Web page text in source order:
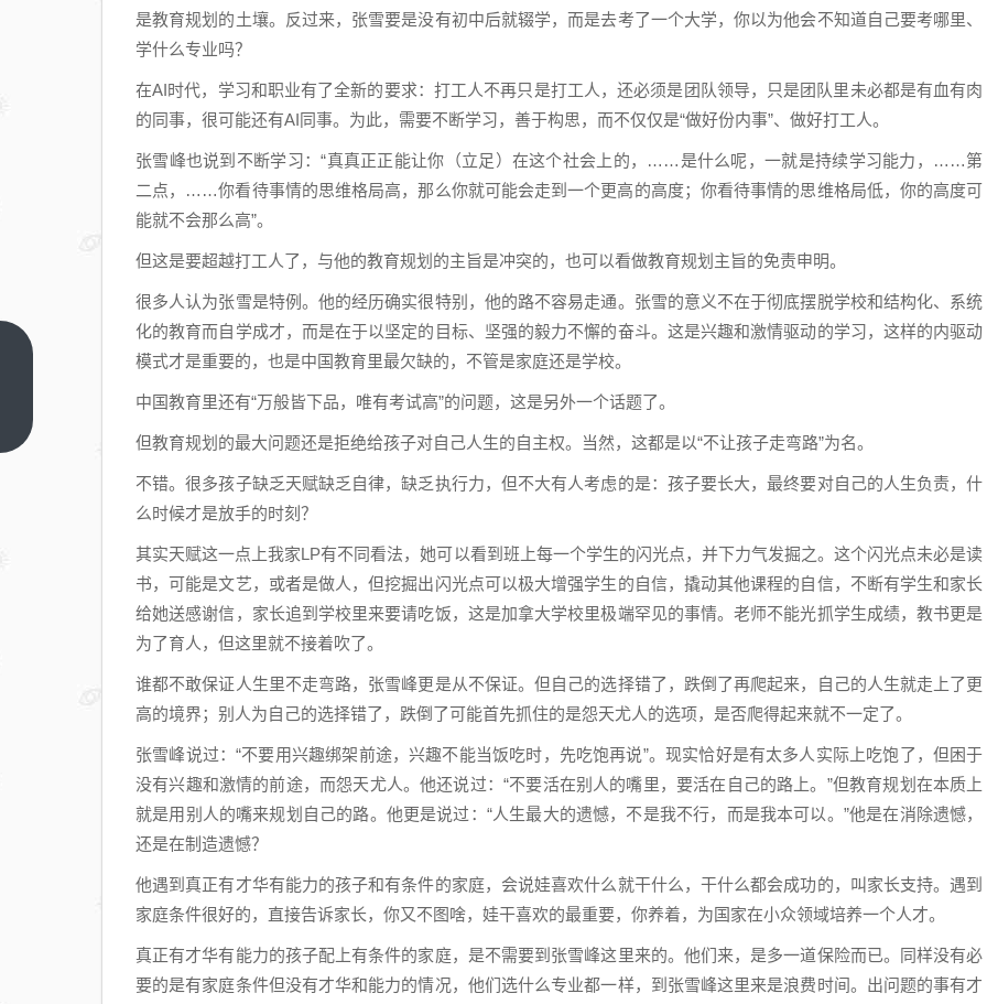
是教育规划的土壤。反过来，张雪要是没有初中后就辍学，而是去考了一个大学，你以为他会不知道自己要考哪里、
学什么专业吗？
在AI时代，学习和职业有了全新的要求：打工人不再只是打工人，还必须是团队领导，只是团队里未必都是有血有肉
的同事，很可能还有AI同事。为此，需要不断学习，善于构思，而不仅仅是“做好份内事”、做好打工人。
张雪峰也说到不断学习：“真真正正能让你（立足）在这个社会上的，……是什么呢，一就是持续学习能力，……第
二点，……你看待事情的思维格局高，那么你就可能会走到一个更高的高度；你看待事情的思维格局低，你的高度可
能就不会那么高”。
但这是要超越打工人了，与他的教育规划的主旨是冲突的，也可以看做教育规划主旨的免责申明。
很多人认为张雪是特例。他的经历确实很特别，他的路不容易走通。张雪的意义不在于彻底摆脱学校和结构化、系统
化的教育而自学成才，而是在于以坚定的目标、坚强的毅力不懈的奋斗。这是兴趣和激情驱动的学习，这样的内驱动
模式才是重要的，也是中国教育里最欠缺的，不管是家庭还是学校。
中国教育里还有“万般皆下品，唯有考试高”的问题，这是另外一个话题了。
但教育规划的最大问题还是拒绝给孩子对自己人生的自主权。当然，这都是以“不让孩子走弯路”为名。
不错。很多孩子缺乏天赋缺乏自律，缺乏执行力，但不大有人考虑的是：孩子要长大，最终要对自己的人生负责，什
么时候才是放手的时刻？
其实天赋这一点上我家LP有不同看法，她可以看到班上每一个学生的闪光点，并下力气发掘之。这个闪光点未必是读
书，可能是文艺，或者是做人，但挖掘出闪光点可以极大增强学生的自信，撬动其他课程的自信，不断有学生和家长
给她送感谢信，家长追到学校里来要请吃饭，这是加拿大学校里极端罕见的事情。老师不能光抓学生成绩，教书更是
为了育人，但这里就不接着吹了。
谁都不敢保证人生里不走弯路，张雪峰更是从不保证。但自己的选择错了，跌倒了再爬起来，自己的人生就走上了更
高的境界；别人为自己的选择错了，跌倒了可能首先抓住的是怨天尤人的选项，是否爬得起来就不一定了。
张雪峰说过：“不要用兴趣绑架前途，兴趣不能当饭吃时，先吃饱再说”。现实恰好是有太多人实际上吃饱了，但困于
没有兴趣和激情的前途，而怨天尤人。他还说过：“不要活在别人的嘴里，要活在自己的路上。”但教育规划在本质上
就是用别人的嘴来规划自己的路。他更是说过：“人生最大的遗憾，不是我不行，而是我本可以。”他是在消除遗憾，
还是在制造遗憾？
他遇到真正有才华有能力的孩子和有条件的家庭，会说娃喜欢什么就干什么，干什么都会成功的，叫家长支持。遇到
家庭条件很好的，直接告诉家长，你又不图啥，娃干喜欢的最重要，你养着，为国家在小众领域培养一个人才。
真正有才华有能力的孩子配上有条件的家庭，是不需要到张雪峰这里来的。他们来，是多一道保险而已。同样没有必
要的是有家庭条件但没有才华和能力的情况，他们选什么专业都一样，到张雪峰这里来是浪费时间。出问题的事有才